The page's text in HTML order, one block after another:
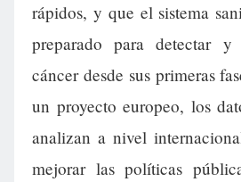
rápidos, y que el sistema
preparado para detectar
cáncer desde sus primeras
un proyecto europeo, los
analizan a nivel
mejorar las políticas